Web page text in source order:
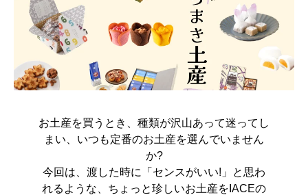
お土産を買うとき、種類が沢山あって迷ってし
まい、 いつも定番のお土産を選んでいません
か?
今回は、渡した時に「センスがいい!」と思わ
れるような、 ちょっと珍しいお土産をIACEの